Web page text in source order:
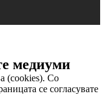
медиуми
(cookies). Со
се согласувате